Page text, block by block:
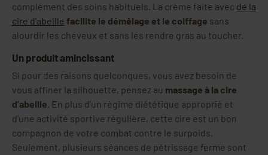
complément des soins habituels. La crème faite avec de la
cire d’abeille facilite le démêlage et le coiffage sans
alourdir les cheveux et sans les rendre gras au toucher.
Un produit amincissant
Si pour des raisons quelconques, vous avez besoin de
vous affiner la silhouette, pensez au massage à la cire
d’abeille. En plus d’un régime diététique approprié et
d’une activité sportive régulière, cette cire est un bon
compagnon de votre combat contre le surpoids.
Seulement, plusieurs séances de pétrissage ferme sont